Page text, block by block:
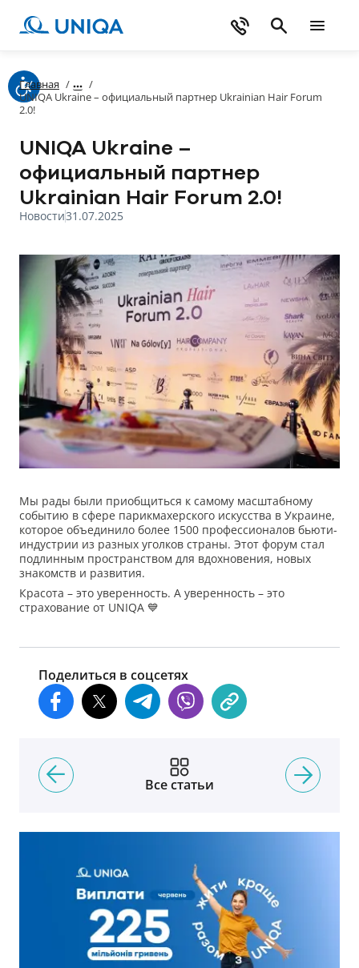
Главная /
/
UNIQA Ukraine – официальный партнер Ukrainian Hair Forum
2.0!
UNIQA Ukraine –
официальный партнер
Ukrainian Hair Forum 2.0!
Новости31.07.2025
Мы рады были приобщиться к самому масштабному
событию в сфере парикмахерского искусства в Украине,
которое объединило более 1500 профессионалов бьюти-
индустрии из разных уголков страны. Этот форум стал
подлинным пространством для вдохновения, новых
знакомств и развития.
Красота – это уверенность. А уверенность – это
страхование от UNIQA 💙
Поделиться в соцсетях
Все статьи